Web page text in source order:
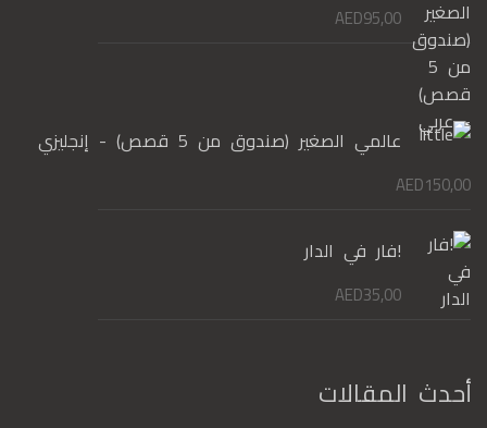
AED95,00
عالمي الصغير (صندوق من 5 قصص) - إنجليزي
AED150,00
!فار في الدار
AED35,00
أحدث المقالات